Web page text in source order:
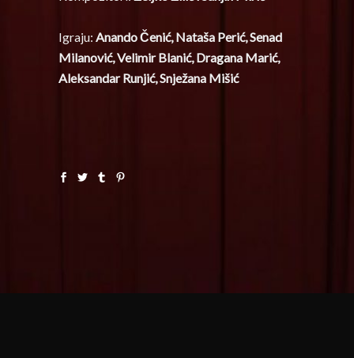
Igraju: Anando Čenić, Nataša Perić, Senad
Milanović, Velimir Blanić, Dragana Marić,
Aleksandar Runjić, Snježana Mišić